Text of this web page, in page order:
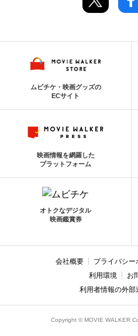
ムビチケ・映画グッズの
ECサイト
映画情報を網羅した
プラットフォーム
オトクなデジタル
映画鑑賞券
会社概要 プライバシー
利用環境
お
利用者情報の外部
Copyright © MOVIE WALKER